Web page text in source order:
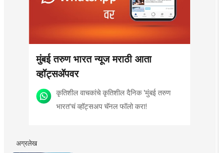
मुंबई तरुण भारत न्यूज मराठी आता
व्हॉट्सॲपवर
कृतिशील वाचकांचे कृतिशील दैनिक 'मुंबई तरुण
भारत'चं व्हॉट्सअप चॅनल फॉलो करा!
अग्रलेख